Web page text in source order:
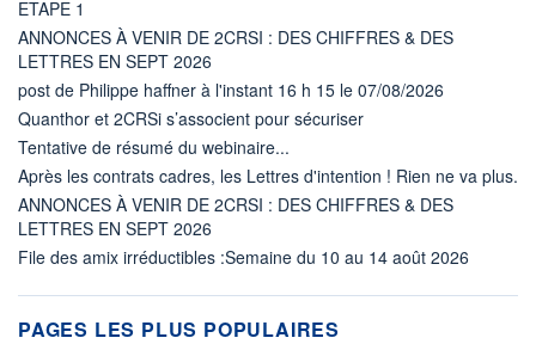
ETAPE 1
ANNONCES À VENIR DE 2CRSI : DES CHIFFRES & DES
LETTRES EN SEPT 2026
post de Philippe haffner à l'instant 16 h 15 le 07/08/2026
Quanthor et 2CRSi s’associent pour sécuriser
Tentative de résumé du webinaire...
Après les contrats cadres, les Lettres d'intention ! Rien ne va plus.
ANNONCES À VENIR DE 2CRSI : DES CHIFFRES & DES
LETTRES EN SEPT 2026
File des amix irréductibles :Semaine du 10 au 14 août 2026
PAGES LES PLUS POPULAIRES